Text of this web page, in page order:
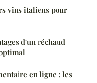
vins italiens pour
d'un réchaud
en ligne : les